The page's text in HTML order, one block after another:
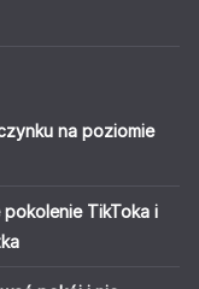
na poziomie
TikToka i